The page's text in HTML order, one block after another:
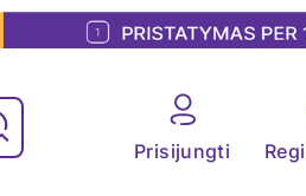
Prisijungti